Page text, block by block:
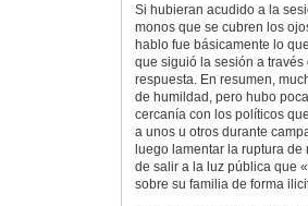
Si hubieran acudido a la
monos que se cubren los
hablo fue básicamente lo
que siguió la sesión a
respuesta. En resumen,
de humildad, pero hubo
cercanía con los políticos
a unos u otros durante
luego lamentar la ruptura de
de salir a la luz pública que
sobre su familia de forma